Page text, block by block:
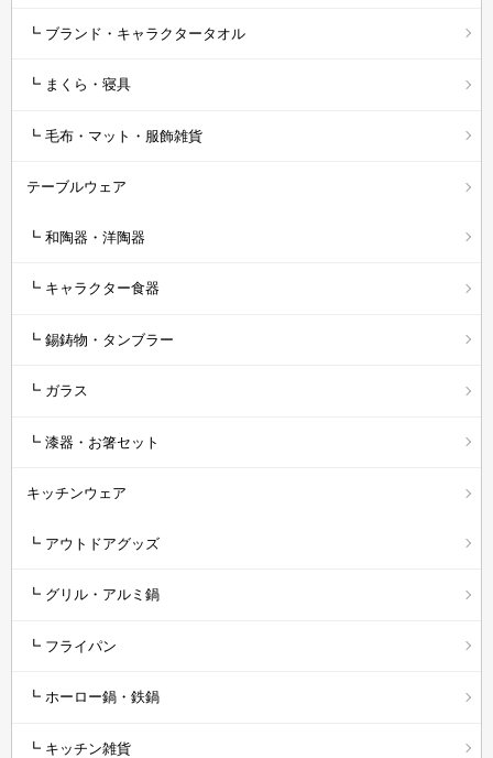
┗ ブランド・キャラクタータオル
┗ まくら・寝具
┗ 毛布・マット・服飾雑貨
テーブルウェア
┗ 和陶器・洋陶器
┗ キャラクター食器
┗ 錫鋳物・タンブラー
┗ ガラス
┗ 漆器・お箸セット
キッチンウェア
┗ アウトドアグッズ
┗ グリル・アルミ鍋
┗ フライパン
┗ ホーロー鍋・鉄鍋
┗ キッチン雑貨